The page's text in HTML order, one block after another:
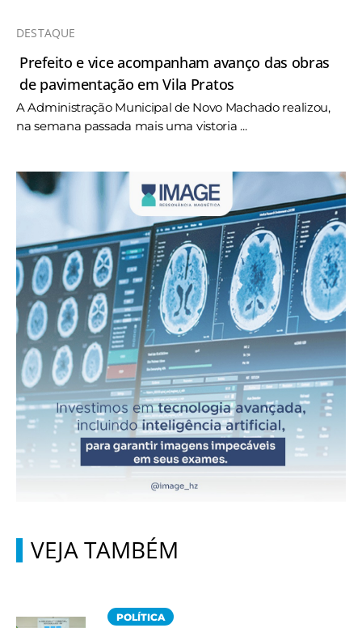
DESTAQUE
Prefeito e vice acompanham avanço das obras
de pavimentação em Vila Pratos
A Administração Municipal de Novo Machado realizou,
na semana passada mais uma vistoria ...
VEJA TAMBÉM
POLÍTICA